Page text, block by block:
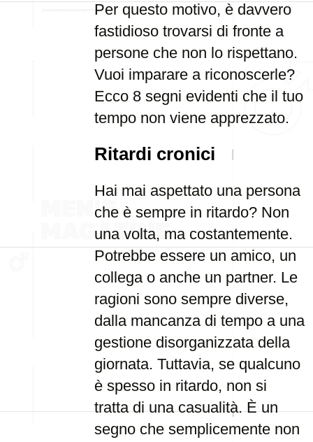
Per questo motivo, è davvero
fastidioso trovarsi di fronte a
persone che non lo rispettano.
Vuoi imparare a riconoscerle?
Ecco 8 segni evidenti che il tuo
tempo non viene apprezzato.
Ritardi cronici
Hai mai aspettato una persona
che è sempre in ritardo? Non
una volta, ma costantemente.
Potrebbe essere un amico, un
collega o anche un partner. Le
ragioni sono sempre diverse,
dalla mancanza di tempo a una
gestione disorganizzata della
giornata. Tuttavia, se qualcuno
è spesso in ritardo, non si
tratta di una casualità. È un
segno che semplicemente non